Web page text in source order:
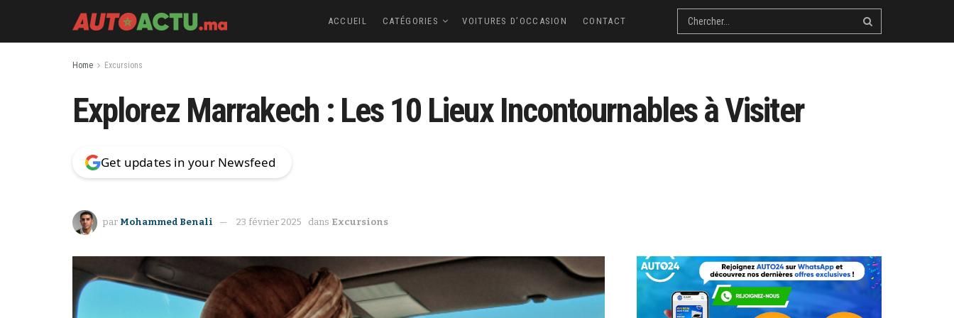
ACCUEIL CATÉGORIES VOITURES D’OCCASION CONTACT
Home Excursions
Explorez Marrakech : Les 10 Lieux Incontournables à Visiter
Get updates in your Newsfeed
par Mohammed Benali 23 février 2025 dans Excursions